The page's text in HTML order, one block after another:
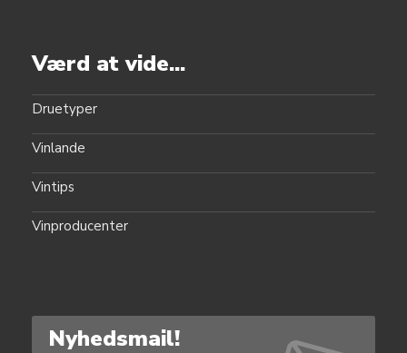
Værd at vide...
Druetyper
Vinlande
Vintips
Vinproducenter
Nyhedsmail!